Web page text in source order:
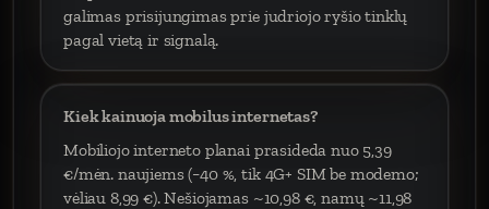
galimas prisijungimas prie judriojo ryšio tinklų
pagal vietą ir signalą.
Kiek kainuoja mobilus internetas?
Mobiliojo interneto planai prasideda nuo 5,39
€/mėn. naujiems (−40 %, tik 4G+ SIM be modemo;
vėliau 8,99 €). Nešiojamas ~10,98 €, namų ~11,98